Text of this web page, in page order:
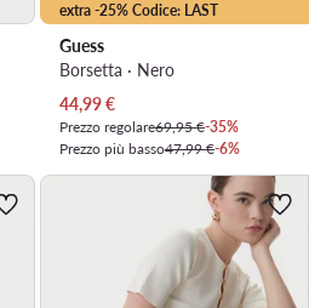
extra -25% Codice: LAST
Guess
Borsetta · Nero
Prezzo attuale
44,99€
Prezzo regolare69,95 €-35%
Prezzo più basso47,99 €-6%